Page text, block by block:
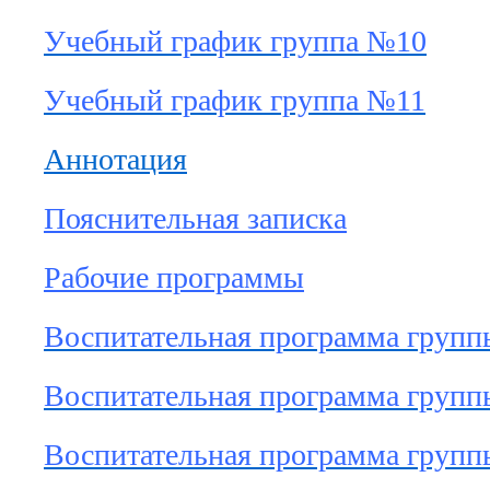
Учебный график группа №10
Учебный график группа №11
Аннотация
Пояснительная записка
Рабочие программы
Воспитательная программа
Воспитательная программа
Воспитательная программа